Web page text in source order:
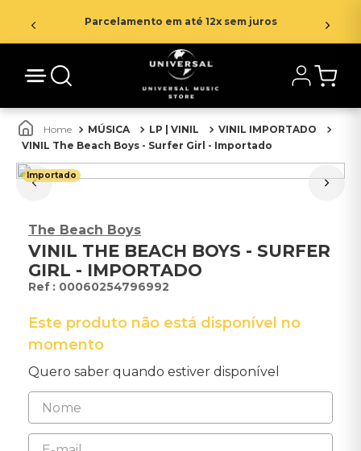
Parcelamento em até 12x sem juros
MÚSICA LP | VINIL
VINIL IMPORTADO
VINIL The Beach Boys - Surfer Girl - Importado
Importado
The Beach Boys
VINIL THE BEACH BOYS - SURFER
GIRL - IMPORTADO
: 00060254796992
Este produto não está disponível no
momento
Quero saber quando estiver disponível